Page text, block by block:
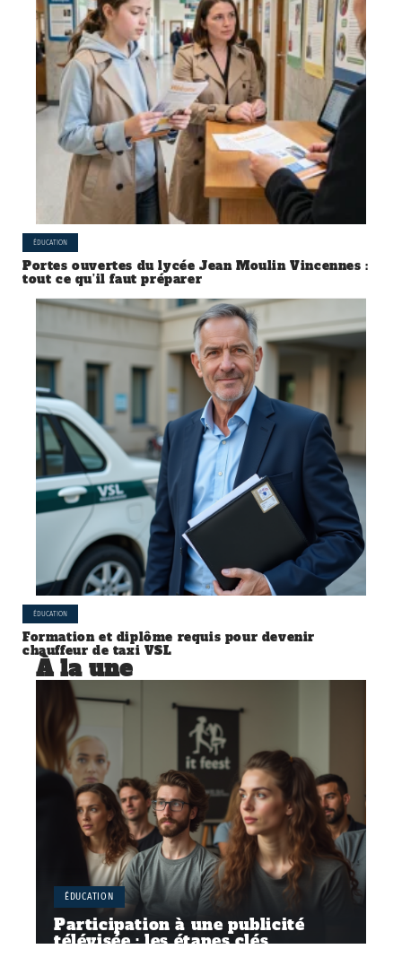
ÉDUCATION
Portes ouvertes du lycée Jean Moulin Vincennes :
tout ce qu’il faut préparer
ÉDUCATION
Formation et diplôme requis pour devenir
chauffeur de taxi VSL
À la une
ÉDUCATION
Participation à une publicité
télévisée : les étapes clés